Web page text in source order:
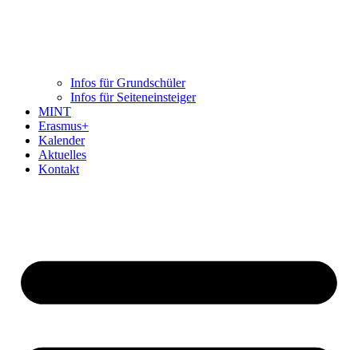
Infos für Grundschüler
Infos für Seiteneinsteiger
MINT
Erasmus+
Kalender
Aktuelles
Kontakt